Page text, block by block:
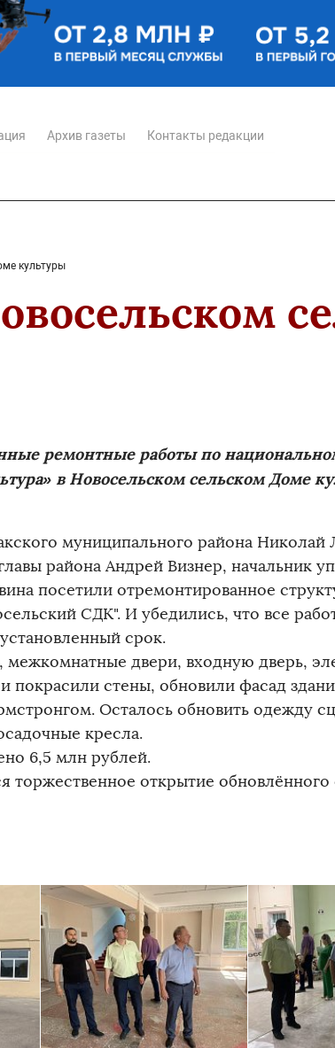
Архив газеты Контакты редакции
культуры
ремонтные работы по
в Новосельском сельском Доме
муниципального района Николай
района Андрей Визнер, начальник
посетили отремонтированное
СДК". И убедились, что все
срок.
межкомнатные двери, входную дверь,
покрасили стены, обновили фасад
Осталось обновить одежду
кресла.
6,5 млн рублей.
торжественное открытие обновлённого